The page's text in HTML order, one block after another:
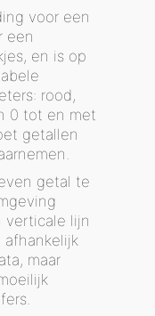
voor een
een
en is op
rood,
0 tot en met
getallen
getal te
verticale lijn
afhankelijk
maar